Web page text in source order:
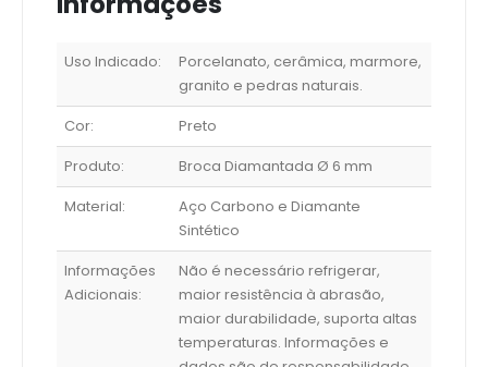
Uso Indicado:
Porcelanato, cerâmica, marmore,
granito e pedras naturais.
Cor:
Preto
Produto:
Broca Diamantada Ø 6 mm
Material:
Aço Carbono e Diamante
Sintético
Informações
Adicionais:
Não é necessário refrigerar,
maior resistência à abrasão,
maior durabilidade, suporta altas
temperaturas. Informações e